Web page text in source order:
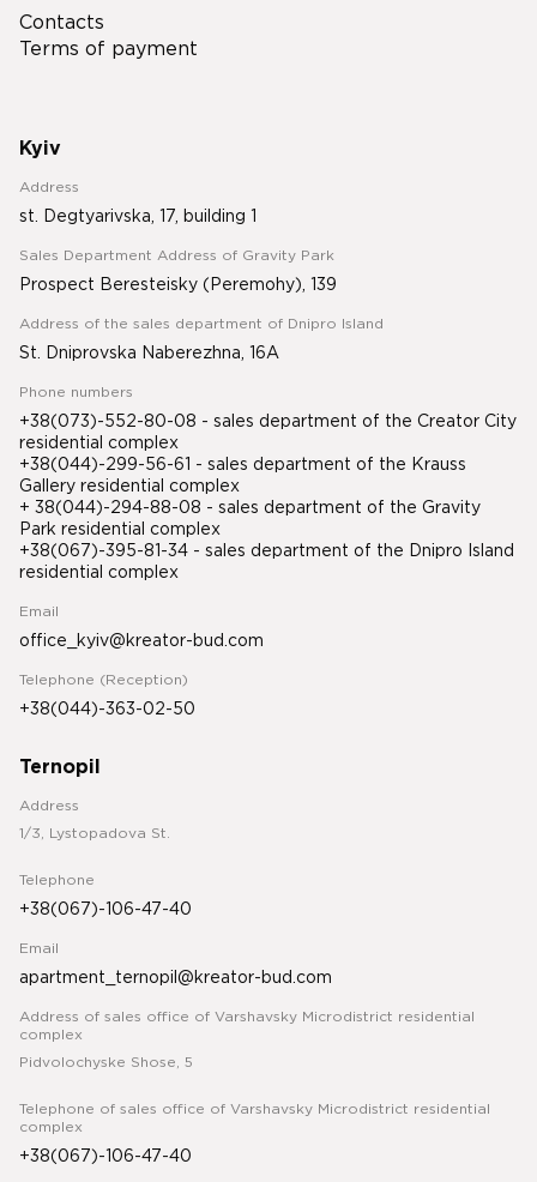
Contacts
Terms of payment
Kyiv
Address
st. Degtyarivska, 17, building 1
Sales Department Address of Gravity Park
Prospect Beresteisky (Peremohy), 139
Address of the sales department of Dnipro Island
St. Dniprovska Naberezhna, 16A
Phone numbers
+38(073)-552-80-08 - sales department of the Creator City
residential complex
+38(044)-299-56-61 - sales department of the Krauss
Gallery residential complex
+ 38(044)-294-88-08 - sales department of the Gravity
Park residential complex
+38(067)-395-81-34 - sales department of the Dnipro Island
residential complex
Email
office_kyiv@kreator-bud.com
Telephone (Reception)
+38(044)-363-02-50
Ternopil
Address
1/3, Lystopadova St.
Telephone
+38(067)-106-47-40
Email
apartment_ternopil@kreator-bud.com
Address of sales office of Varshavsky Microdistrict residential
complex
Pidvolochyske Shose, 5
Telephone of sales office of Varshavsky Microdistrict residential
complex
+38(067)-106-47-40